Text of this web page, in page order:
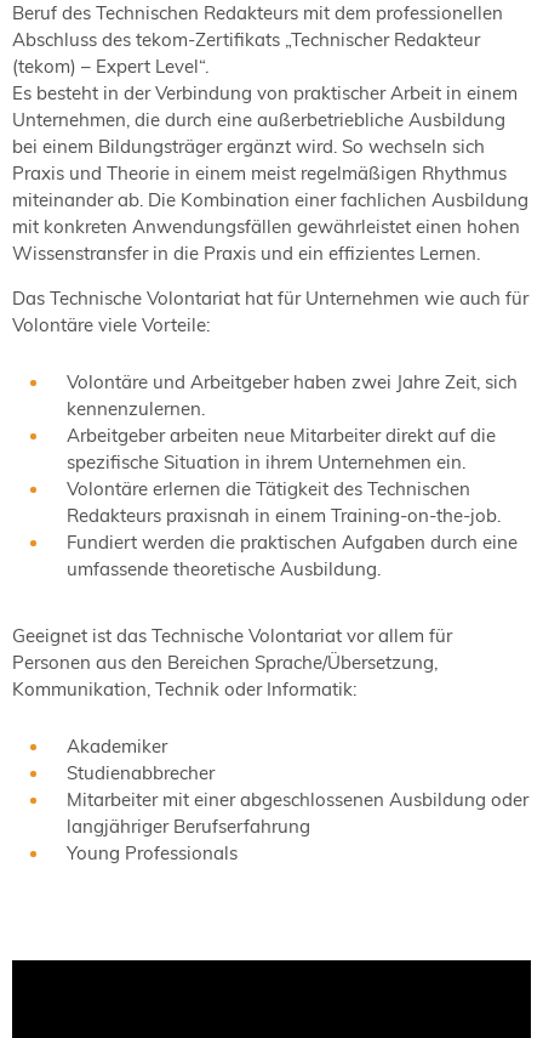
Beruf des Technischen Redakteurs mit dem professionellen
Abschluss des tekom-Zertifikats „Technischer Redakteur
(tekom) – Expert Level“.
Es besteht in der Verbindung von praktischer Arbeit in einem
Unternehmen, die durch eine außerbetriebliche Ausbildung
bei einem Bildungsträger ergänzt wird. So wechseln sich
Praxis und Theorie in einem meist regelmäßigen Rhythmus
miteinander ab. Die Kombination einer fachlichen Ausbildung
mit konkreten Anwendungsfällen gewährleistet einen hohen
Wissenstransfer in die Praxis und ein effizientes Lernen.
Das Technische Volontariat hat für Unternehmen wie auch für
Volontäre viele Vorteile:
Volontäre und Arbeitgeber haben zwei Jahre Zeit, sich
kennenzulernen.
Arbeitgeber arbeiten neue Mitarbeiter direkt auf die
spezifische Situation in ihrem Unternehmen ein.
Volontäre erlernen die Tätigkeit des Technischen
Redakteurs praxisnah in einem Training-on-the-job.
Fundiert werden die praktischen Aufgaben durch eine
umfassende theoretische Ausbildung.
Geeignet ist das Technische Volontariat vor allem für
Personen aus den Bereichen Sprache/Übersetzung,
Kommunikation, Technik oder Informatik:
Akademiker
Studienabbrecher
Mitarbeiter mit einer abgeschlossenen Ausbildung oder
langjähriger Berufserfahrung
Young Professionals